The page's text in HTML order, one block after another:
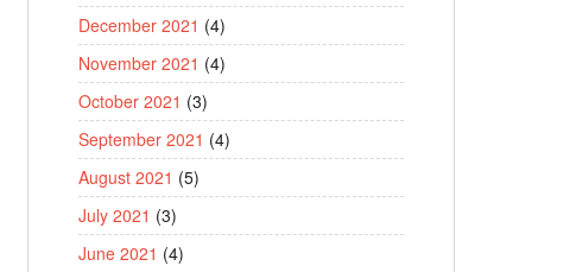
December 2021 (4)
November 2021 (4)
October 2021 (3)
September 2021 (4)
August 2021 (5)
July 2021 (3)
June 2021 (4)